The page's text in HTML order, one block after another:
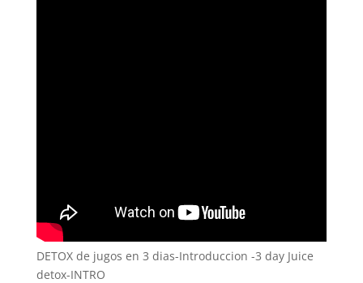
DETOX de jugos en 3 dias-Introduccion -3 day Juice
detox-INTRO